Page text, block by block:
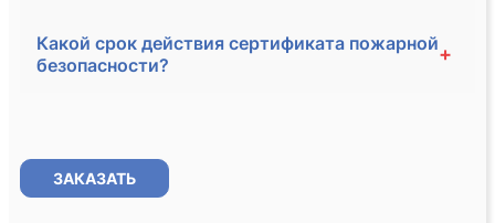
Какой срок действия сертификата пожарной
безопасности?
+
ЗАКАЗАТЬ